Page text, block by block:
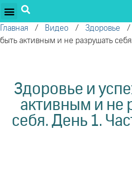
Главная / Видео / Здоровье
быть активным и не разрушать
Здоровье и
активным и не
себя. День 1.